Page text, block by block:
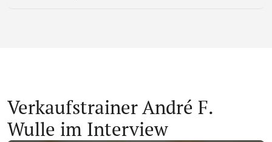
Verkaufstrainer André F.
Wulle im Interview